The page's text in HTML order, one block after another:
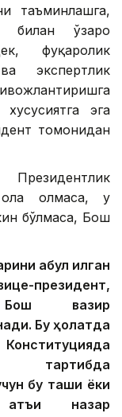
таъминлашга,
билан ўзаро
фуқаролик
экспертлик
эга
томонидан
ола олмаса, у
бўлмаса, Бош
қабул қилган
президент,
вазир
Бу ҳолатда
тартибда
бу ташқи ёки
назар